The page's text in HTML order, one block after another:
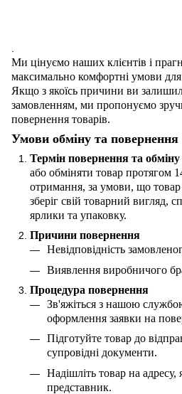
Ми цінуємо наших клієнтів і
максимально комфортні умови
Якщо з якоїсь причини ви
замовленням, ми пропонуємо
повернення товарів.
Умови обміну та повернення
Термін повернення та обміну
або обміняти товар протягом
отримання, за умови, що товар
зберіг свій товарний вигляд,
ярлики та упаковку.
Причини повернення
Невідповідність
Виявлення виробничого
Процедура повернення
Зв'яжіться з нашою
оформлення заявки на
Підготуйте товар до
супровідні документи.
Надішліть товар на
представник.